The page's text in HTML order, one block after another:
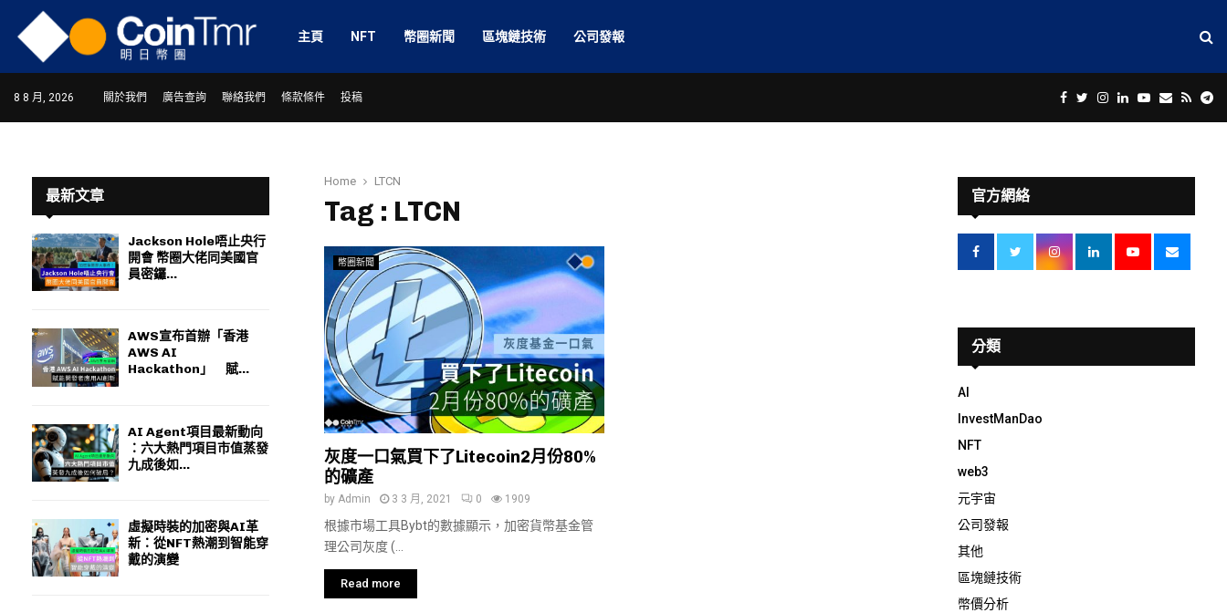
主頁 NFT 幣圈新聞 區塊鏈技術 公司發報
8 8 月, 2026 關於我們 廣告查詢 聯絡我們 條款條件 投稿 Facebook
Twitter
Instagram
LinkedinYoutube
Email
Rss
Home LTCN
Tag : LTCN
幣圈新聞
灰度一口氣買下了Litecoin2月份80%
的礦產
by Admin 3 3 月, 2021 0 1909
根據市場工具Bybt的數據顯示，加密貨幣基金管
理公司灰度 (...
Read more
最新文章
Jackson Hole唔止央行
開會 幣圈大佬同美國官
員密鑼...
AWS宣布首辦「香港
AWS AI
Hackathon」 賦...
AI Agent項目最新動向
：六大熱門項目市值蒸發
九成後如...
虛擬時裝的加密與AI革
新：從NFT熱潮到智能穿
戴的演變
官方網絡
分類
AI
InvestManDao
NFT
web3
元宇宙
公司發報
其他
區塊鏈技術
幣價分析